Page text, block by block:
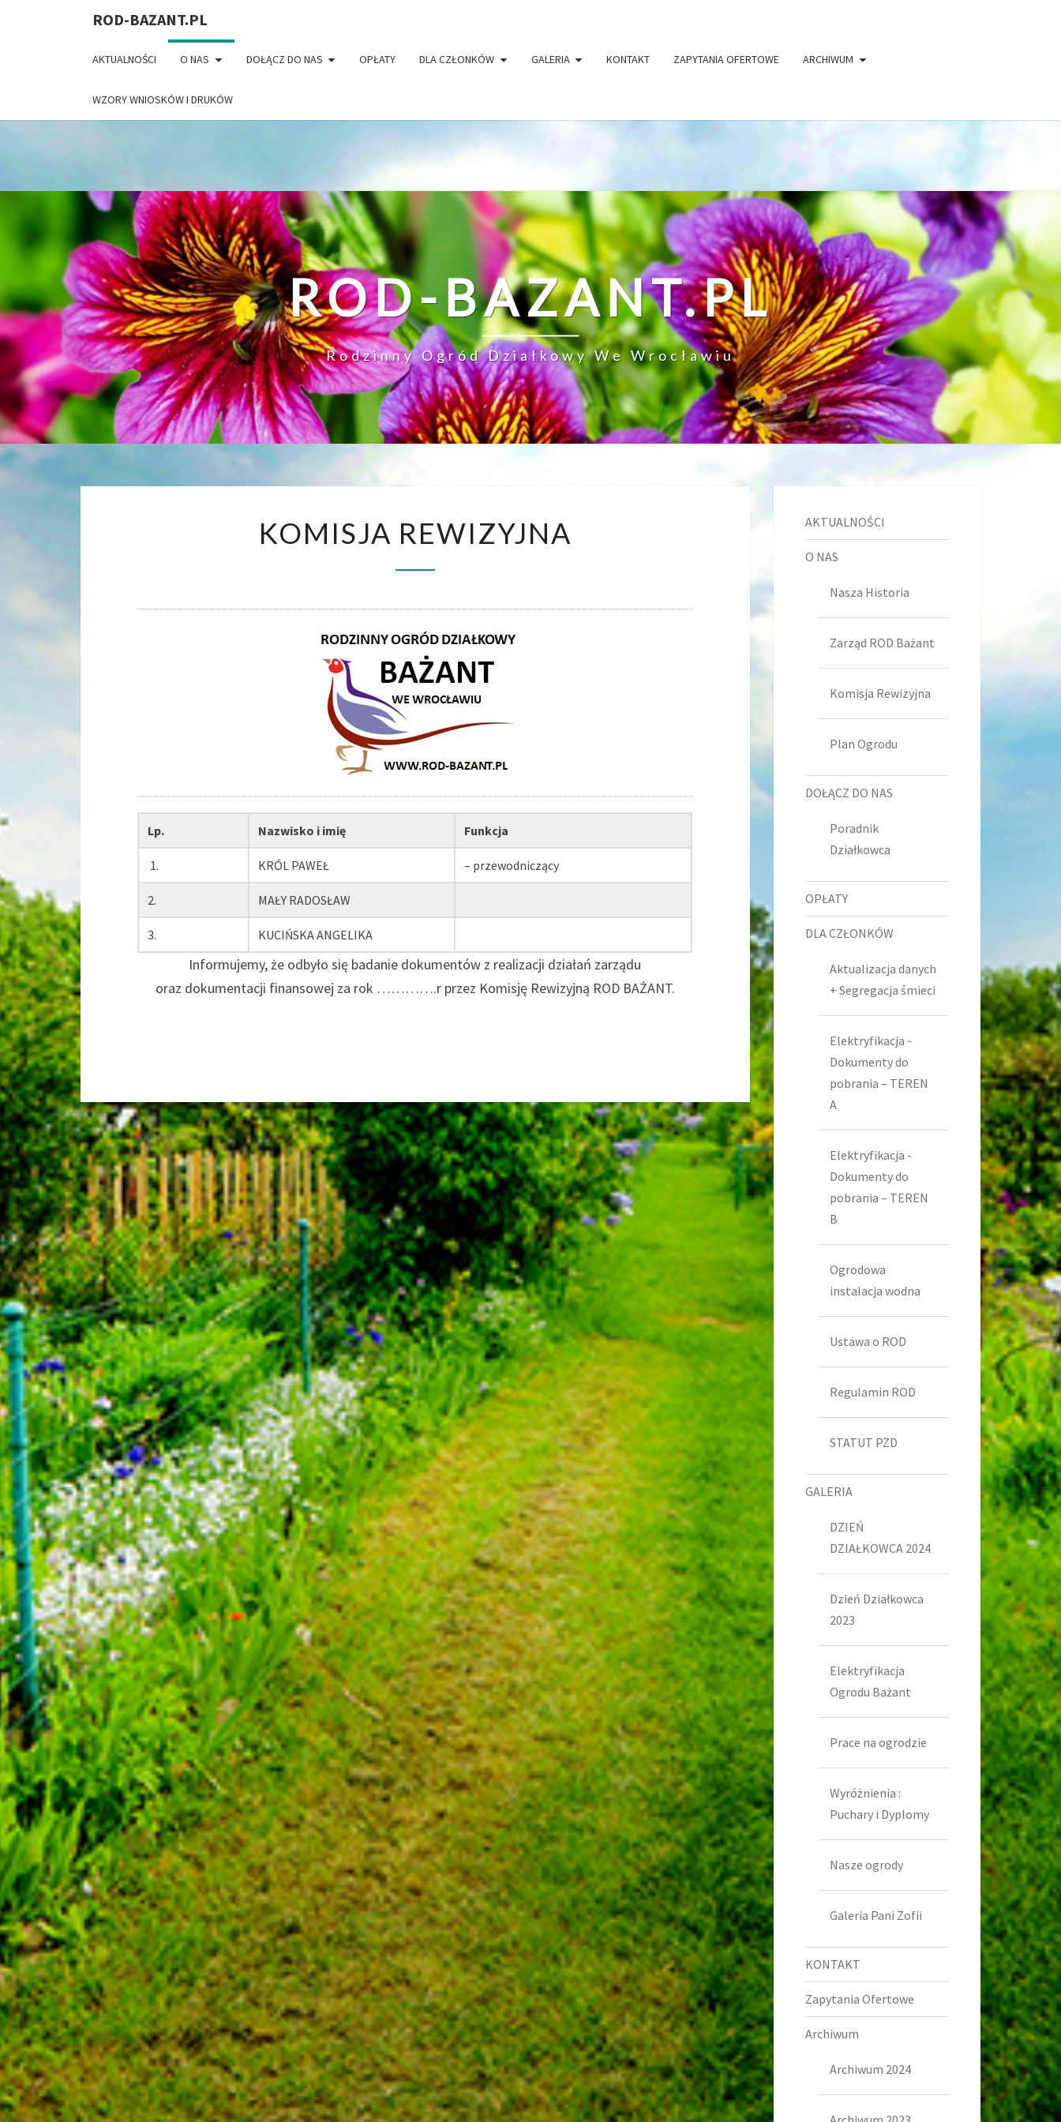
: The magic method Gallery_Img::__wakeup() must have public visibility in
content/plugins/gallery-images/gallery-images.php on line97
ROD-BAZANT.PL
AKTUALNOŚCI O NAS DOŁĄCZ DO NAS OPŁATY DLA CZŁONKÓW GALERIA KONTAKT ZAPYTANIA OFERTOWE ARCHIWUM
WZORY WNIOSKÓW I DRUKÓW
ROD-BAZANT.PL
Rodzinny Ogród Działkowy We Wrocławiu
REWIZYJNA
KOMISJA REWIZYJNA
Lp. Nazwisko i imię Funkcja
1. KRÓL PAWEŁ – przewodniczący
2. MAŁY RADOSŁAW
3. KUCIŃSKA ANGELIKA
Informujemy, że odbyło się badanie dokumentów z realizacji działań zarządu
oraz dokumentacji finansowej za rok ………….r przez Komisję Rewizyjną ROD BAŻANT.
AKTUALNOŚCI
O NAS
Nasza Historia
Zarząd ROD Bażant
Komisja Rewizyjna
Plan Ogrodu
DOŁĄCZ DO NAS
Poradnik
Działkowca
OPŁATY
DLA CZŁONKÓW
Aktualizacja danych
+ Segregacja śmieci
Elektryfikacja -
Dokumenty do
pobrania – TEREN
A
Elektryfikacja -
Dokumenty do
pobrania – TEREN
B
Ogrodowa
instalacja wodna
Ustawa o ROD
Regulamin ROD
STATUT PZD
GALERIA
DZIEŃ
DZIAŁKOWCA 2024
Dzień Działkowca
2023
Elektryfikacja
Ogrodu Bażant
Prace na ogrodzie
Wyróżnienia :
Puchary i Dyplomy
Nasze ogrody
Galeria Pani Zofii
KONTAKT
Zapytania Ofertowe
Archiwum
Archiwum 2024